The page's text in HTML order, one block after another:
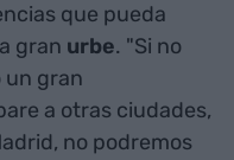
que pueda
gran urbe. "Si no
un gran
a otras ciudades,
no podremos